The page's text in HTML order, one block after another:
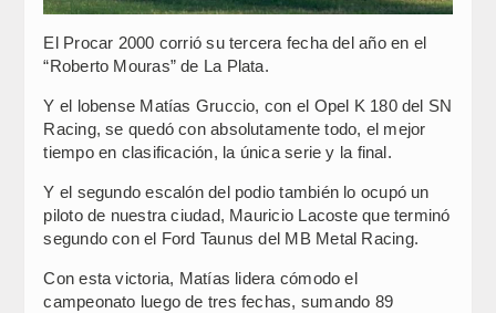
El Procar 2000 corrió su tercera fecha del año en el
“Roberto Mouras” de La Plata.
Y el lobense Matías Gruccio, con el Opel K 180 del SN
Racing, se quedó con absolutamente todo, el mejor
tiempo en clasificación, la única serie y la final.
Y el segundo escalón del podio también lo ocupó un
piloto de nuestra ciudad, Mauricio Lacoste que terminó
segundo con el Ford Taunus del MB Metal Racing.
Con esta victoria, Matías lidera cómodo el
campeonato luego de tres fechas, sumando 89